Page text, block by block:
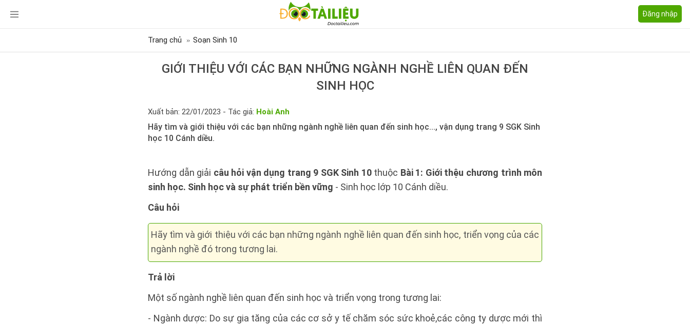
Đăng nhập
Trang chủ Soạn Sinh 10
GIỚI THIỆU VỚI CÁC BẠN NHỮNG NGÀNH NGHỀ LIÊN QUAN ĐẾN
SINH HỌC
Xuất bản: 22/01/2023 - Tác giả: Hoài Anh
Hãy tìm và giới thiệu với các bạn những ngành nghề liên quan đến sinh học..., vận dụng trang 9 SGK Sinh
học 10 Cánh diều.
Hướng dẫn giải câu hỏi vận dụng trang 9 SGK Sinh 10thuộc Bài 1: Giới thệu chương trình môn
sinh học. Sinh học và sự phát triển bền vững - Sinh học lớp 10 Cánh diều.
Câu hỏi
Hãy tìm và giới thiệu với các bạn những ngành nghề liên quan đến sinh học, triển vọng của các
ngành nghề đó trong tương lai.
Trả lời
Một số ngành nghề liên quan đến sinh học và triển vọng trong tương lai:
- Ngành dược: Do sự gia tăng của các cơ sở y tế chăm sóc sức khoẻ,các công ty dược mới thì